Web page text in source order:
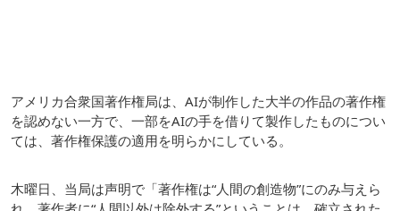
アメリカ合衆国著作権局は、AIが制作した大半の作品の著作権
を認めない一方で、一部をAIの手を借りて製作したものについ
ては、著作権保護の適用を明らかにしている。
木曜日、当局は声明で「著作権は“人間の創造物”にのみ与えら